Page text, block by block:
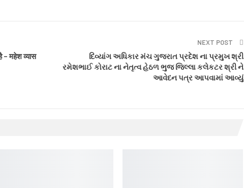
– महेश व्यास
NEXT POST
દિવ્યાંગ અધિકાર મંચ ગુજરાત પ્રદેશ ના પ્રમુખ શ્રી
રમેશભાઈ કોરાટ ના નેતૃત્વ હેઠળ ભુજ જિલ્લા કલેકટર શ્રી ને
આવેદન પત્ર આપવામાં આવ્યું